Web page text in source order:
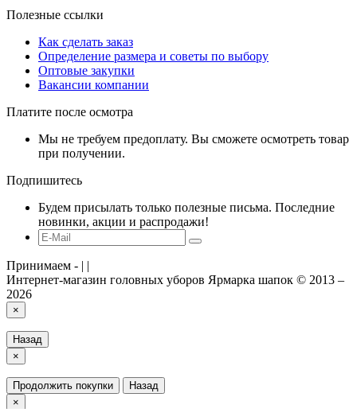
Полезные ссылки
Как сделать заказ
Определение размера и советы по выбору
Оптовые закупки
Вакансии компании
Платите после осмотра
Мы не требуем предоплату. Вы сможете осмотреть товар
при получении.
Подпишитесь
Будем присылать только полезные письма. Последние
новинки, акции и распродажи!
Принимаем - | |
Интернет-магазин головных уборов Ярмарка шапок © 2013 –
2026
×
Назад
×
Продолжить покупки
Назад
×